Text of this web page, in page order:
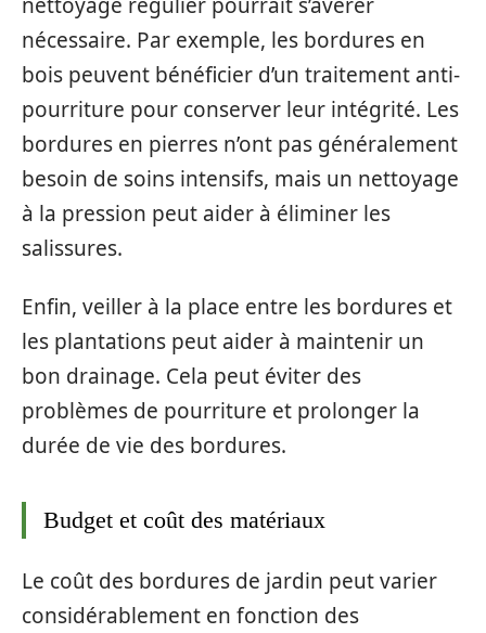
nécessaire. Par exemple, les bordures en
bois peuvent bénéficier d’un traitement anti-
pourriture pour conserver leur intégrité. Les
bordures en pierres n’ont pas généralement
besoin de soins intensifs, mais un nettoyage
à la pression peut aider à éliminer les
salissures.
Enfin, veiller à la place entre les bordures et
les plantations peut aider à maintenir un
bon drainage. Cela peut éviter des
problèmes de pourriture et prolonger la
durée de vie des bordures.
Budget et coût des matériaux
Le coût des bordures de jardin peut varier
considérablement en fonction des